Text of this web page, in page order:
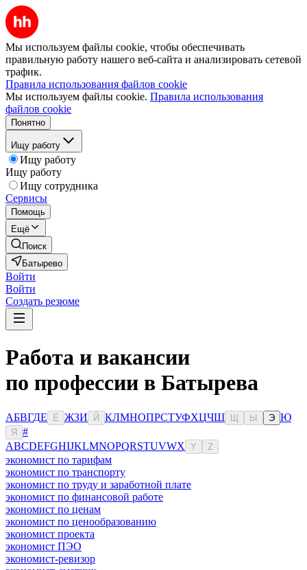
Мы используем файлы cookie, чтобы обеспечивать
правильную работу нашего веб-сайта и анализировать сетевой
трафик.
Правила использования файлов cookie
Мы используем файлы cookie. Правила использования
файлов cookie
Понятно
Ищу работу
Ищу работу
Ищу работу
Ищу сотрудника
Сервисы
Помощь
Ещё
Поиск
Батырево
Войти
Войти
Создать резюме
Работа и вакансии
по профессии в Батырева
АБВГДЕ Ё ЖЗИ Й КЛМНОПРСТУФХЦЧШ Ы Э Ю
Я
#
ABCDEFGHIJKLMNOPQRSTUVWX Y Z
экономист по тарифам
экономист по транспорту
экономист по труду и заработной плате
экономист по финансовой работе
экономист по ценам
экономист по ценообразованию
экономист проекта
экономист ПЭО
экономист-ревизор